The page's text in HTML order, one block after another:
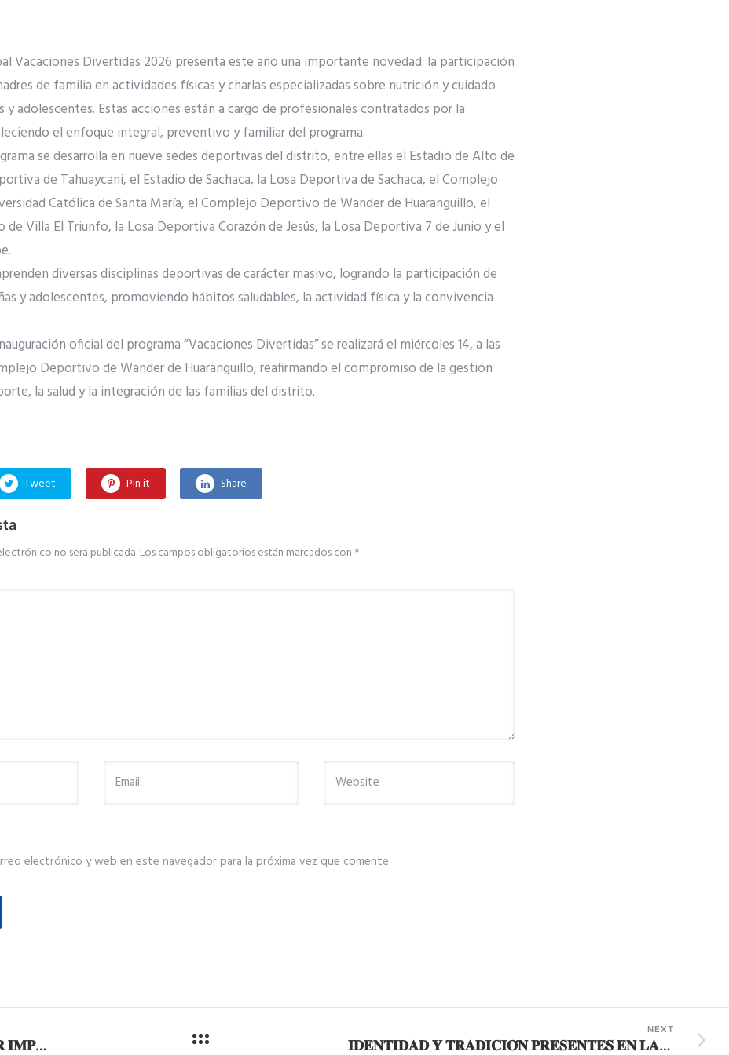
Vacaciones Divertidas 2026 presenta este año una importante novedad: la participación
de familia en actividades físicas y charlas especializadas sobre nutrición y cuidado
y adolescentes. Estas acciones están a cargo de profesionales contratados por la
el enfoque integral, preventivo y familiar del programa.
se desarrolla en nueve sedes deportivas del distrito, entre ellas el Estadio de Alto de
de Tahuaycani, el Estadio de Sachaca, la Losa Deportiva de Sachaca, el Complejo
Católica de Santa María, el Complejo Deportivo de Wander de Huaranguillo, el
Villa El Triunfo, la Losa Deportiva Corazón de Jesús, la Losa Deportiva 7 de Junio y el
diversas disciplinas deportivas de carácter masivo, logrando la participación de
y adolescentes, promoviendo hábitos saludables, la actividad física y la convivencia
oficial del programa “Vacaciones Divertidas” se realizará el miércoles 14, a las
Deportivo de Wander de Huaranguillo, reafirmando el compromiso de la gestión
la salud y la integración de las familias del distrito.
Tweet Pin it Share
no será publicada.Los campos obligatorios están marcados con *
electrónico y web en este navegador para la próxima vez que comente.
𝐂𝐎𝐍𝐓𝐈𝐍𝐔́𝐀𝐍 𝐓𝐑𝐀𝐁𝐀𝐉𝐎𝐒 𝐏𝐀𝐑𝐀 𝐌𝐈𝐓𝐈𝐆𝐀𝐑 𝐈𝐌𝐏𝐀𝐂𝐓𝐎 𝐏𝐎𝐑 𝐋𝐀𝐒 𝐋𝐋𝐔𝐕𝐈𝐀𝐒 𝐄𝐍 𝐒𝐀𝐂𝐇𝐀𝐂𝐀
NEXT
𝐈𝐃𝐄𝐍𝐓𝐈𝐃𝐀𝐃 𝐘 𝐓𝐑𝐀𝐃𝐈𝐂𝐈𝐎́𝐍 𝐏𝐑𝐄𝐒𝐄𝐍𝐓𝐄𝐒 𝐄𝐍 𝐋𝐀𝐒 𝐏𝐄𝐋𝐄𝐀𝐒 𝐃𝐄 𝐓𝐎𝐑𝐎𝐒 𝐏𝐎𝐑 𝐄𝐋 𝐂𝐂𝐕 𝐀𝐍𝐈𝐕𝐄𝐑𝐒𝐀𝐑𝐈𝐎 𝐃𝐄 𝐒𝐀𝐂𝐇𝐀𝐂𝐀